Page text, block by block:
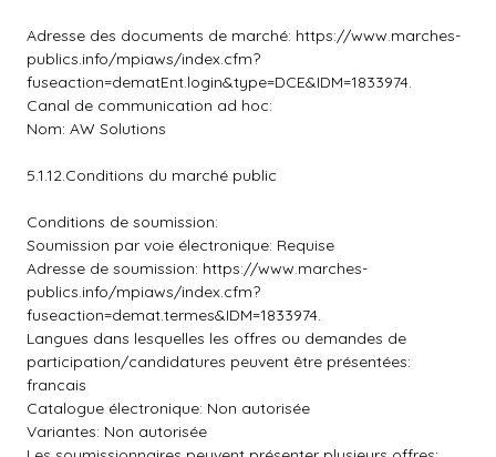
Adresse des documents de marché: https://www.marches-
publics.info/mpiaws/index.cfm?
fuseaction=dematEnt.login&type=DCE&IDM=1833974.
Canal de communication ad hoc:
Nom: AW Solutions
5.1.12.Conditions du marché public
Conditions de soumission:
Soumission par voie électronique: Requise
Adresse de soumission: https://www.marches-
publics.info/mpiaws/index.cfm?
fuseaction=demat.termes&IDM=1833974.
Langues dans lesquelles les offres ou demandes de
participation/candidatures peuvent être présentées:
francais
Catalogue électronique: Non autorisée
Variantes: Non autorisée